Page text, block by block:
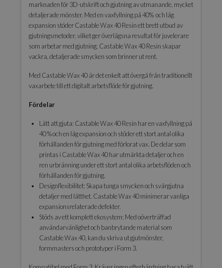
marknaden för 3D-utskrift och gjutning av utmanande, mycket
detaljerade mönster. Med en vaxfyllning på 40% och låg
expansion stöder Castable Wax 40 Resin ett brett utbud av
gjutningsmetoder, vilket ger överlägsna resultat för juvelerare
som arbetar med gjutning. Castable Wax 40 Resin skapar
vackra, detaljerade smycken som brinner ut rent.
Med Castable Wax 40 är det enkelt att övergå från traditionellt
vaxarbete till ett digitalt arbetsflöde för gjutning.
Fördelar
Lätt att gjuta: Castable Wax 40 Resin har en vaxfyllning på
40 % och en låg expansion och stöder ett stort antal olika
förhållanden för gjutning med förlorat vax. De delar som
printas i Castable Wax 40 har utmärkta detaljer och en
ren urbränning under ett stort antal olika arbetsflöden och
förhållanden för gjutning.
Designflexibilitet: Skapa tunga smycken och svårgjutna
detaljer med lätthet. Castable Wax 40 minimerar vanliga
expansionsrelaterade defekter.
Stöds av ett komplett ekosystem: Med oöverträffad
användarvänlighet och banbrytande material som
Castable Wax 40, kan du skriva ut gjutmönster,
formmasters och prototyper i Form 3.